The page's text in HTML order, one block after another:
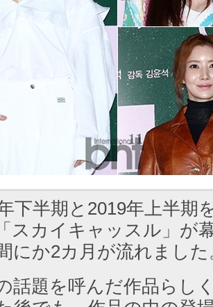
下半期と2019年上半期
スカイキャッスル」が
にか2カ月が流れました
話題を呼んだ作品らし